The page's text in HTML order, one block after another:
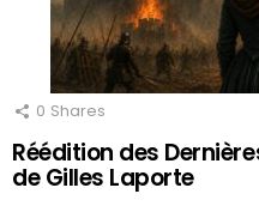
0 Shares
Réédition des
de Gilles Laporte